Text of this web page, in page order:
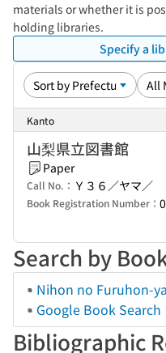
materials or whether it is
holding libraries.
Specify a
Kanto
山梨県立図書館
Paper
Call No.： Ｙ３６／ヤマ／
Book Registration Number：
Search by
Nihon no Furuhon-ya
Google Book Search
Bibliographic